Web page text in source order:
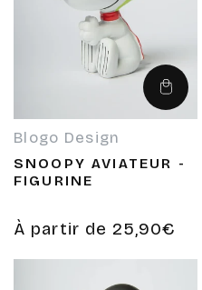
Choisir
des
Fournisseur :
Blogo Design
SNOOPY AVIATEUR -
FIGURINE
Prix
habituel
À partir de 25,90€